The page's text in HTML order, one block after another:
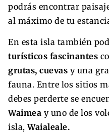
podrás encontrar
al máximo de tu
En esta isla también
turísticos fascinantes
grutas, cuevas y una
fauna. Entre los sitios
debes perderte se
Waimea y uno de los
isla,Waialeale.